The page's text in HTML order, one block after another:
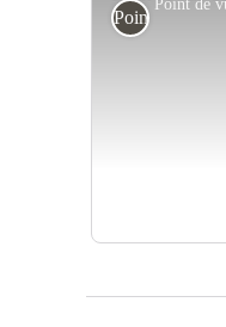
facilement
Point de vue